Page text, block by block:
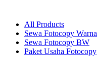
All Products
Sewa Fotocopy Warna
Sewa Fotocopy BW
Paket Usaha Fotocopy